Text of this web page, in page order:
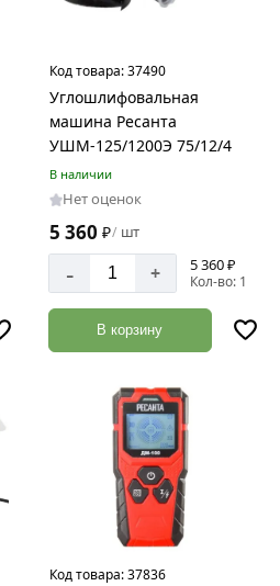
Код товара:37490
Углошлифовальная
машина Ресанта
УШМ-125/1200Э 75/12/4
В наличии
Нет оценок
5 360 ₽/ шт
- + 5 360 ₽
Кол-во: 1
В корзину
Код товара:37836